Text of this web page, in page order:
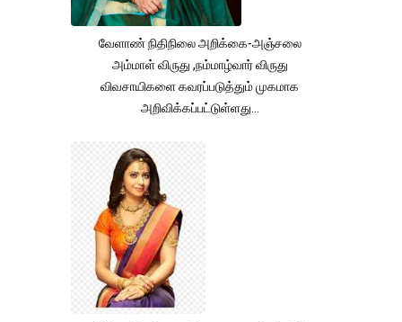
வேளாண் நிதிநிலை அறிக்கை-அஞ்சலை
அம்மாள் விருது ,நம்மாழ்வார் விருது
விவசாயிகளை கவரப்படுத்தும் முகமாக
அறிவிக்கப்பட்டுள்ளது...